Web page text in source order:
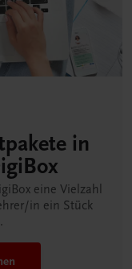
in
eine Vielzahl
in ein Stück